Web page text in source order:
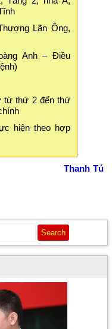
Lãn Ông,
Anh – Điều
từ thứ 2 đến thứ
hiện theo hợp
Thanh Tú